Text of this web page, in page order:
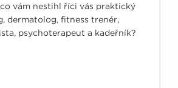
co vám nestihl říci vás praktický
dermatolog, fitness trenér,
psychoterapeut a kadeřník?